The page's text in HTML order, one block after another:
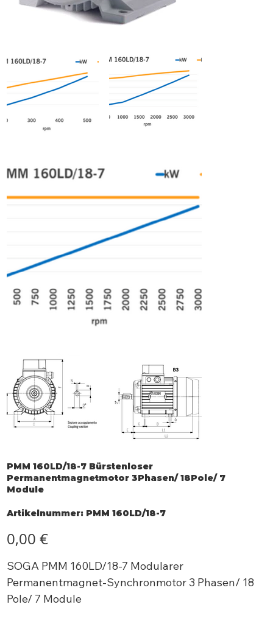
PMM 160LD/18-7 Bürstenloser
Permanentmagnetmotor 3Phasen/ 18Pole/ 7
Module
Artikelnummer: Artikelnummer:
PMM
PMM 160LD/18-7
0,00 €
SOGA PMM 160LD/18-7 Modularer
Permanentmagnet-Synchronmotor 3 Phasen/ 18
Pole/ 7 Module